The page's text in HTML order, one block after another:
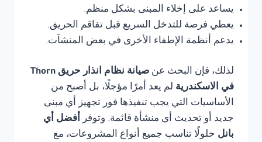
يساعد على إخلاء المبنى بشكل منظم.
يعطي فرصة للتدخل السريع قبل تفاقم الحريق.
يدعم أنظمة الإطفاء الأخرى في بعض المنشآت.
لذلك، فإن البحث عن
صيانة نظام انذار حريق Thorn
في الاسكندرية لم يعد أمرًا مؤجلًا، بل أصبح من
الأساسيات التي يجب تنفيذها فور تجهيز أي مبنى
جديد أو تحديث أي منشأة قائمة. وتوفر أفضل أي
بانل حلولًا تناسب جميع أنواع المشروعات، مع